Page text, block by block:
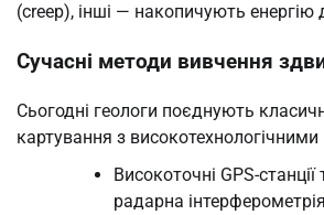
(creep), інші — накопичують енергію
Сучасні методи вивчення
Сьогодні геологи поєднують
картування з
Високоточні GPS-
радарна